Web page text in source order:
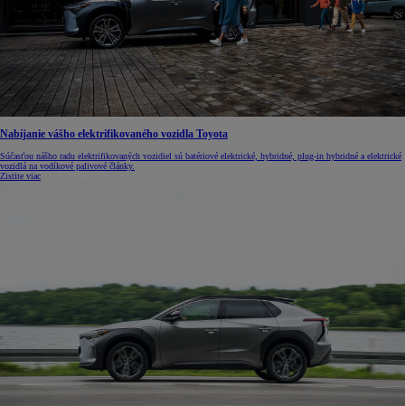
Nabíjanie vášho elektrifikovaného vozidla Toyota
Súčasťou nášho radu elektrifikovaných vozidiel sú batériové elektrické, hybridné, plug-in hybridné a elektrické
vozidlá na vodíkové palivové články.
Zistite viac